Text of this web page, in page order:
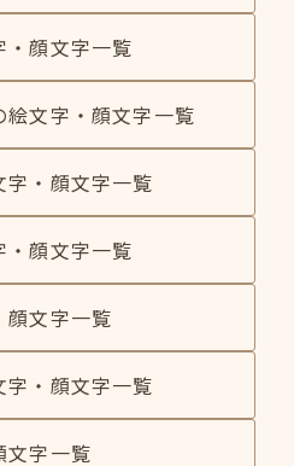
・顔文字一覧
文字・顔文字一覧
・顔文字一覧
・顔文字一覧
顔文字一覧
・顔文字一覧
文字一覧